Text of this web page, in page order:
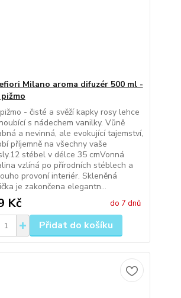
Milano aroma difuzér 500 ml -
- čisté a svěží kapky rosy lehce
s nádechem vanilky. Vůně
a nevinná, ale evokující tajemství,
příjemně na všechny vaše
stébel v délce 35 cmVonná
vzlíná po přírodních stéblech a
provoní interiér. Skleněná
je zakončena elegantn...
Kč do 7 dnů
Přidat do košíku